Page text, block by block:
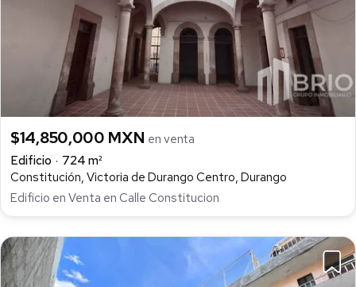
$14,850,000 MXN en venta
Edificio
724 m²
Constitución, Victoria de Durango Centro, Durango
Edificio en Venta en Calle Constitucion